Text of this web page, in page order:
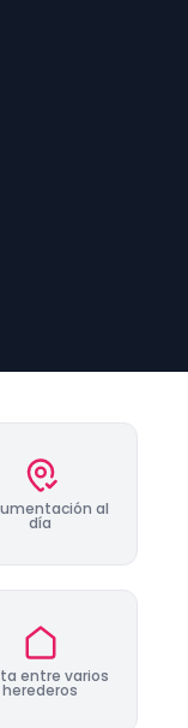
al
día
entre varios
herederos